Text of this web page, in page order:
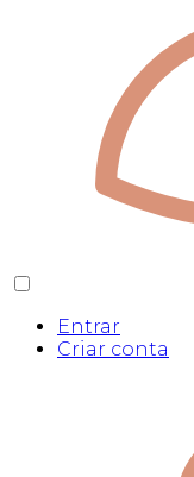
Entrar
Criar conta